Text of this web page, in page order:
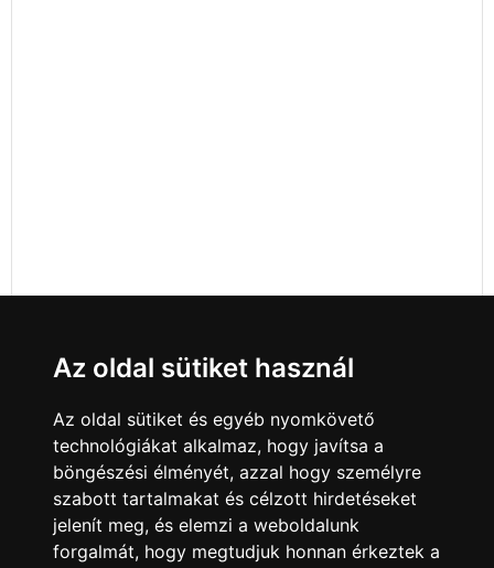
Az oldal sütiket használ
Az oldal sütiket és egyéb nyomkövető
technológiákat alkalmaz, hogy javítsa a
böngészési élményét, azzal hogy személyre
szabott tartalmakat és célzott hirdetéseket
jelenít meg, és elemzi a weboldalunk
forgalmát, hogy megtudjuk honnan érkeztek a